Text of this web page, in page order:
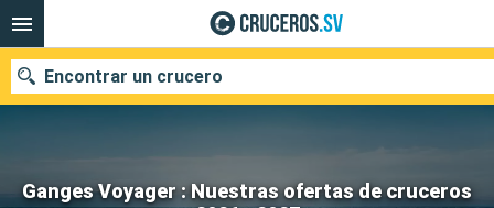
Ganges Voyager : Nuestras ofertas de cruceros
Encontrar un crucero
Nuestros destinos